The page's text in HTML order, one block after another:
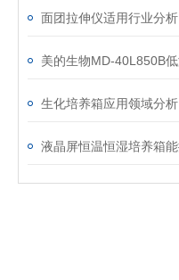
面团拉伸仪适用行业分析
生化培养箱应用领域分析